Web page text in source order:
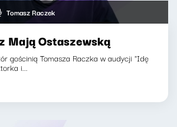
Tomasz Raczek
Mają Ostaszewską
gościnią Tomasza Raczka w audycji "Idę
i...